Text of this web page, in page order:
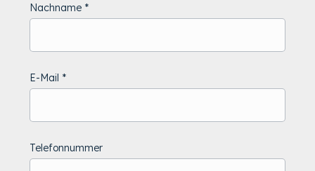
Nachname
E-Mail
Telefonnummer